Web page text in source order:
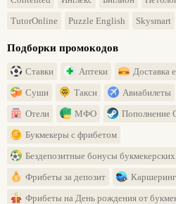
TutorOnline
Puzzle English Skysmart
Подборки промокодов
Ставки Аптеки Доставка
Суши
Такси Авиабилеты
Отели
МФО
Пополнение
Букмекеры с фрибетом
Бездепозитные бонусы
Фрибеты за депозит
Каршеринг
Фрибеты на День рождения от